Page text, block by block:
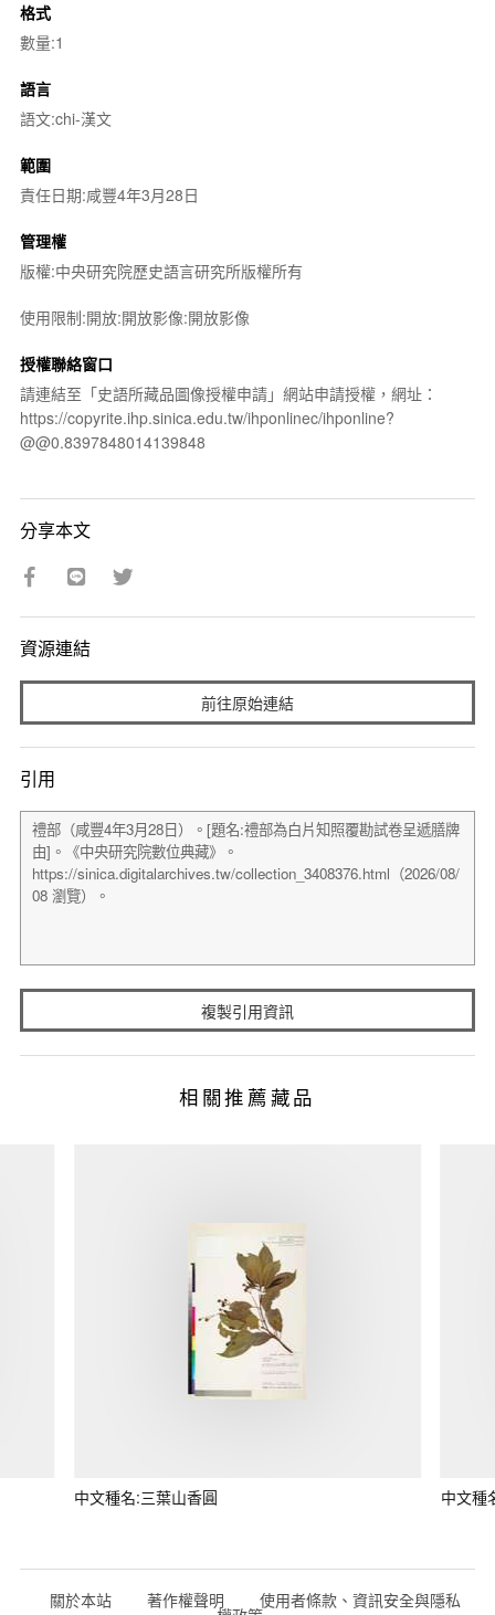
格式
數量:1
語言
語文:chi-漢文
範圍
責任日期:咸豐4年3月28日
管理權
版權:中央研究院歷史語言研究所版權所有
使用限制:開放:開放影像:開放影像
授權聯絡窗口
請連結至「史語所藏品圖像授權申請」網站申請授權，網址：
https://copyrite.ihp.sinica.edu.tw/ihponlinec/ihponline?
@@0.8397848014139848
分享本文
資源連結
前往原始連結
引用
複製引用資訊
相關推薦藏品
中文種名:三葉山香圓 中文種
關於本站 著作權聲明 使用者條款、資訊安全與隱私